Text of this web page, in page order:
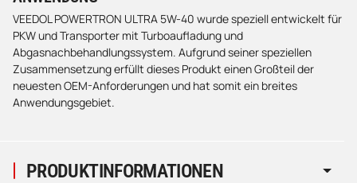
PRODUKTINFORMATIONEN
VEEDOL POWERTRON ULTRA 5W-40 wurde speziell entwickelt für
PKW und Transporter mit Turboaufladung und
Abgasnachbehandlungssystem. Aufgrund seiner speziellen
Zusammensetzung erfüllt dieses Produkt einen Großteil der
neuesten OEM-Anforderungen und hat somit ein breites
Anwendungsgebiet.